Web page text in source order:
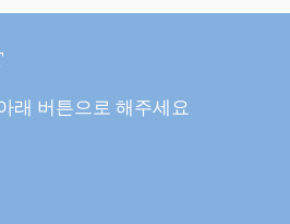
래 버튼으로 해주세요